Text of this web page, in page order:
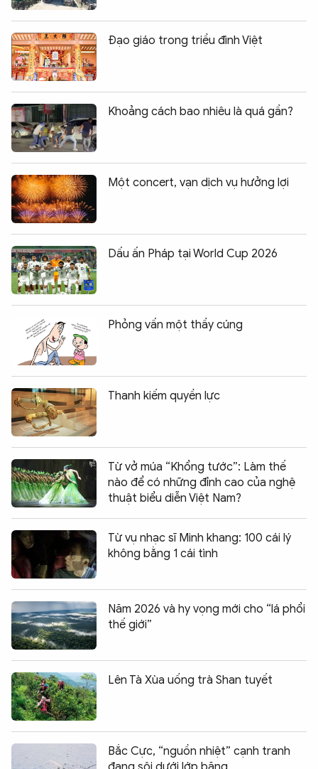
Đạo giáo trong triều đình Việt
Khoảng cách bao nhiêu là quá gần?
Một concert, vạn dịch vụ hưởng lợi
Dấu ấn Pháp tại World Cup 2026
Phỏng vấn một thầy cúng
Thanh kiếm quyền lực
Từ vở múa “Khổng tước”: Làm thế
nào để có những đỉnh cao của nghệ
thuật biểu diễn Việt Nam?
Từ vụ nhạc sĩ Minh khang: 100 cái lý
không bằng 1 cái tình
Năm 2026 và hy vọng mới cho “lá phổi
thế giới”
Lên Tà Xùa uống trà Shan tuyết
Bắc Cực, “nguồn nhiệt” cạnh tranh